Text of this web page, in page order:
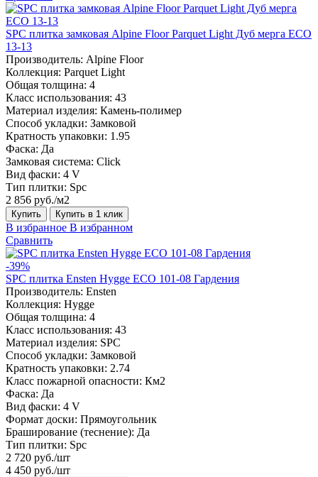
SPC плитка замковая Alpine Floor Parquet Light Дуб мерга ЕСО
13-13
Производитель: Alpine Floor
Коллекция: Parquet Light
Общая толщина: 4
Класс использования: 43
Материал изделия: Камень-полимер
Способ укладки: Замковой
Кратность упаковки: 1.95
Фаска: Да
Замковая система: Click
Вид фаски: 4 V
Тип плитки: Spc
2 856 руб./м2
Купить Купить в 1 клик
В избранное В избранном
Сравнить
-39%
SPC плитка Ensten Hygge ECO 101-08 Гардения
Производитель: Ensten
Коллекция: Hygge
Общая толщина: 4
Класс использования: 43
Материал изделия: SPC
Способ укладки: Замковой
Кратность упаковки: 2.74
Класс пожарной опасности: Км2
Фаска: Да
Вид фаски: 4 V
Формат доски: Прямоугольник
Браширование (теснение): Да
Тип плитки: Spc
2 720 руб./шт
4 450 руб./шт